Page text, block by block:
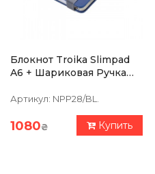
Блокнот Troika Slimpad
A6 + Шариковая Ручка
Артикул: NPP28/BL.
1080₴ Купить